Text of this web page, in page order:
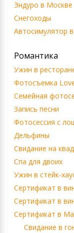
Эндуро в Москве
Снегоходы
Автосимулятор
Романтика
Ужин в
Фотосъемка
Семейная
Запись песни
Фотосессия с
Дельфины
Свидание на
Спа для двоих
Ужин в стейк-
Сертификат в
Сертификат в
Сертификат в
Свидание в